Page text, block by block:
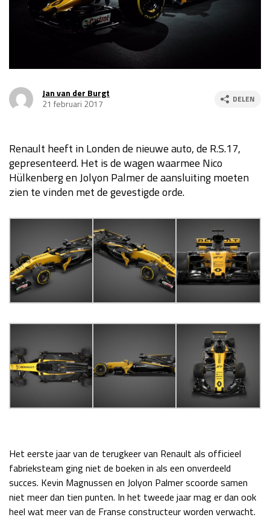
Race
za 13:00 - 15:00
GP VERENIGDE STATEN 2026
Kwalificatie
za 22:00 - 23:00
Race
zo 21:00 - 23:00
GP SÃO PAULO 2026 06 - 08 nov
Kwalificatie
za 19:00 - 20:00
Race
zo 18:00 - 20:00
LAS VEGAS GRAND PRIX 2026 20 - 22 nov
zo 05:00 - 07:00
Kwalificatie
za 19:00 - 20:00
Race
zo 17:00 - 19:00
Kwalificatie
za 15:00 - 16:00
Race
zo 14:00 - 16:00
Jan van der Burgt
21 februari 2017
DELEN
Renault heeft in Londen de nieuwe auto, de R.S.17,
gepresenteerd. Het is de wagen waarmee Nico
Hülkenberg en Jolyon Palmer de aansluiting moeten
zien te vinden met de gevestigde orde.
Het eerste jaar van de terugkeer van Renault als officieel
fabrieksteam ging niet de boeken in als een onverdeeld
succes. Kevin Magnussen en Jolyon Palmer scoorde samen
niet meer dan tien punten. In het tweede jaar mag er dan ook
heel wat meer van de Franse constructeur worden verwacht.